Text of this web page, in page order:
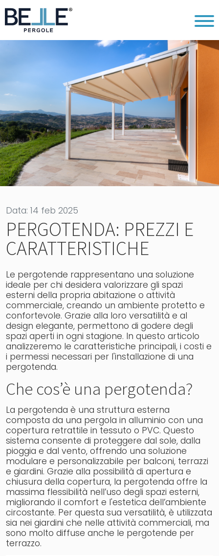
Data: 14 feb 2025
PERGOTENDA: PREZZI E
CARATTERISTICHE
Le pergotende rappresentano una soluzione
ideale per chi desidera valorizzare gli spazi
esterni della propria abitazione o attività
commerciale, creando un ambiente protetto e
confortevole. Grazie alla loro versatilità e al
design elegante, permettono di godere degli
spazi aperti in ogni stagione. In questo articolo
analizzeremo le caratteristiche principali, i costi e
i permessi necessari per l'installazione di una
pergotenda.
Che cos’è una pergotenda?
La pergotenda è una struttura esterna
composta da una pergola in alluminio con una
copertura retrattile in tessuto o PVC. Questo
sistema consente di proteggere dal sole, dalla
pioggia e dal vento, offrendo una soluzione
modulare e personalizzabile per balconi, terrazzi
e giardini. Grazie alla possibilità di apertura e
chiusura della copertura, la pergotenda offre la
massima flessibilità nell’uso degli spazi esterni,
migliorando il comfort e l'estetica dell’ambiente
circostante. Per questa sua versatilità, è utilizzata
sia nei giardini che nelle attività commerciali, ma
sono molto diffuse anche le pergotende per
terrazzo.